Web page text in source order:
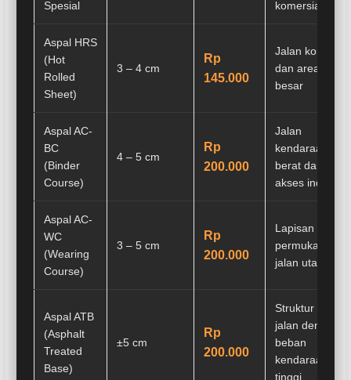
Spesial
komersial
Aspal HRS
(Hot
Rolled
Sheet)
3 – 4 cm
Rp
145.000
Jalan
dan area parkir
besar
Aspal AC-
BC
(Binder
Course)
4 – 5 cm
Rp
200.000
Jalan
kendaraan
berat dan
akses industri
Aspal AC-
WC
(Wearing
Course)
3 – 5 cm
Rp
200.000
Lapisan
permukaan
jalan utama
Aspal ATB
(Asphalt
Treated
Base)
±5 cm
Rp
200.000
Struktur dasar
jalan dengan
beban
kendaraan
tinggi